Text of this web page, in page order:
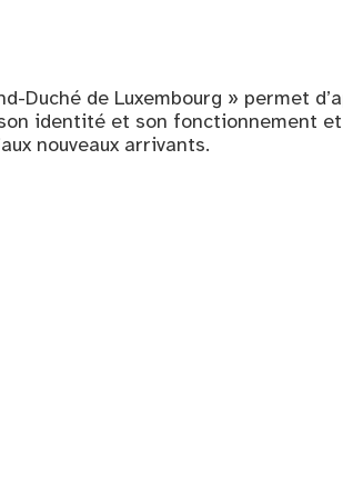
Duché de Luxembourg » permet
identité et son fonctionnement et
nouveaux arrivants.